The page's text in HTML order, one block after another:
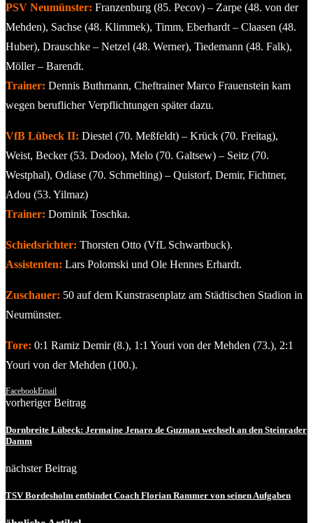
PSV Neumünster: Franzenburg (85. Pecov) – Zarpe (48. von der
Mehden), Sachse (48. Klimmek), Timm, Eberhardt – Claasen (48.
Huber), Drauschke – Netzel (48. Werner), Tiedemann (48. Falk),
Möller – Barendt.
Trainer: Dennis Buthmann, Cheftrainer Marco Frauenstein kam
wegen beruflicher Verpflichtungen später dazu.
VfB Lübeck II: Diestel (70. Meßfeldt) – Krück (70. Freitag),
Weist, Becker (53. Dodoo), Melo (70. Galtsew) – Seitz (70.
Westphal), Odiase (70. Schmelting) – Quistorf, Demir, Fichtner,
Adou (53. Yilmaz)
Trainer: Dominik Toschka.
Schiedsrichter: Thorsten Otto (VfL Schwartbuck).
Assistenten: Lars Polomski und Ole Hennes Erhardt.
Zuschauer: 50 auf dem Kunstrasenplatz am Städtischen Stadion in
Neumünster.
Tore: 0:1 Ramiz Demir (8.), 1:1 Youri von der Mehden (73.), 2:1
Youri von der Mehden (100.).
FacebookEmail
vorheriger Beitrag
Dornbreite Lübeck: Jermaine Jenaro de Guzman wechselt an den Steinrader
Damm
nächster Beitrag
TSV Bordesholm entbindet Coach Florian Rammer von seinen Aufgaben